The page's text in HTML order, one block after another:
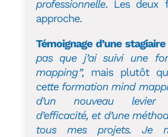
professionnelle. Les deux
approche.
Témoignage d’une stagiaire
pas que j’ai suivi une
mapping”, mais plutôt
cette formation mind
d’un nouveau levier
d’efficacité, et d’une
tous mes projets. Je